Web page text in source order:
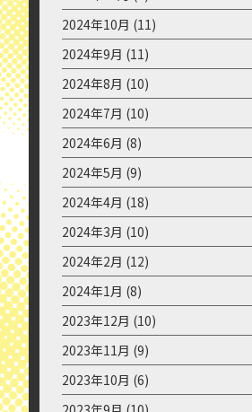
快適なキッチンとは？
アーカイブ
2026年4月(1)
2025年12月(1)
2025年7月(1)
2024年12月(1)
2024年11月(3)
2024年10月(11)
2024年9月(11)
2024年8月(10)